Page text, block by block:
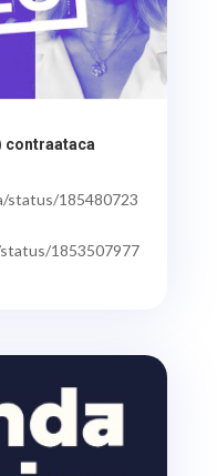
contraataca
status/185480723
1853507977